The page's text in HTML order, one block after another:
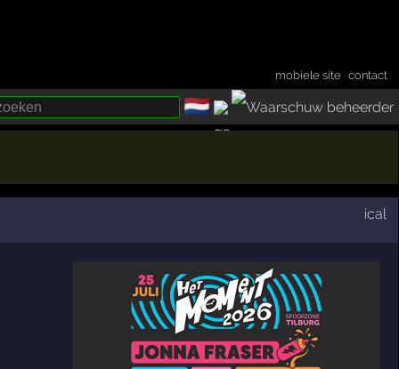
mobiele site ·contact
🇳🇱
ical